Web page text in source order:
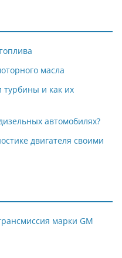
масла
турбины и как их
автомобилях?
двигателя своими
марки GM